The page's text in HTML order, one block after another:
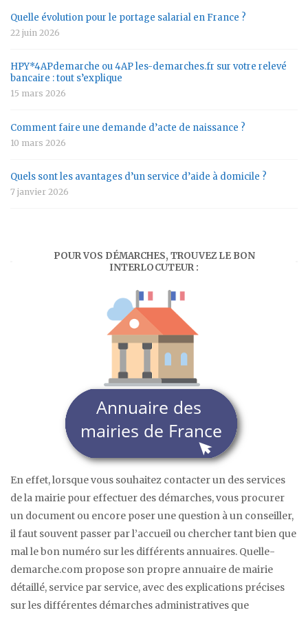
Quelle évolution pour le portage salarial en France ?
22 juin 2026
HPY*4APdemarche ou 4AP les-demarches.fr sur votre relevé
bancaire : tout s’explique
15 mars 2026
Comment faire une demande d’acte de naissance ?
10 mars 2026
Quels sont les avantages d’un service d’aide à domicile ?
7 janvier 2026
POUR VOS DÉMARCHES, TROUVEZ LE BON
INTERLOCUTEUR :
En effet, lorsque vous souhaitez contacter un des services
de la mairie pour effectuer des démarches, vous procurer
un document ou encore poser une question à un conseiller,
il faut souvent passer par l’accueil ou chercher tant bien que
mal le bon numéro sur les différents annuaires. Quelle-
demarche.com propose son propre annuaire de mairie
détaillé, service par service, avec des explications précises
sur les différentes démarches administratives que